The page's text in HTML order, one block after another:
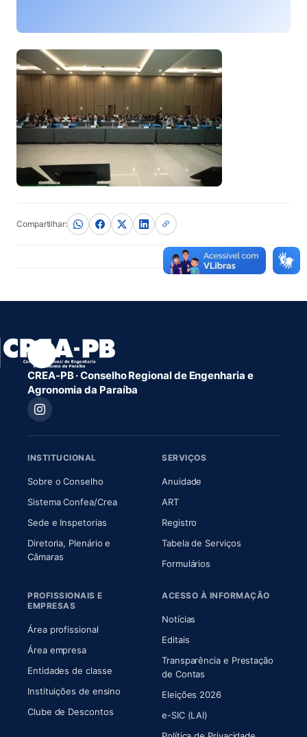
Compartilhar:
CREA-PB · Conselho Regional de Engenharia e
Agronomia da Paraíba
INSTITUCIONAL
Sobre o Conselho(abre em nova aba)
Sistema Confea/Crea(abre em nova aba)
Sede e Inspetorias
Diretoria, Plenário e
Câmaras(abre em nova aba)
SERVIÇOS
Anuidade
ART(abre em nova aba)
Registro
Tabela de Serviços
Formulários
PROFISSIONAIS E
EMPRESAS
Área profissional
Área empresa
Entidades de classe
Instituições de ensino
Clube de Descontos
ACESSO À INFORMAÇÃO
Notícias
Editais
Transparência e Prestação
de Contas
Eleições 2026
e-SIC (LAI)